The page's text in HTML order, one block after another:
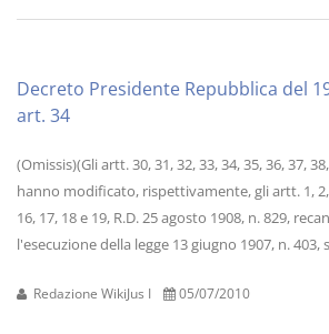
Decreto Presidente Repubblica del
art. 34
(Omissis)(Gli artt. 30, 31, 32, 33, 34, 35, 36, 37,
hanno modificato, rispettivamente, gli artt. 1, 2,
16, 17, 18 e 19, R.D. 25 agosto 1908, n. 829,
l'esecuzione della legge 13 giugno 1907, n.
Redazione WikiJus I 05/07/2010